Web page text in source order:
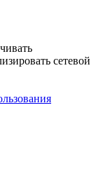
сетевой